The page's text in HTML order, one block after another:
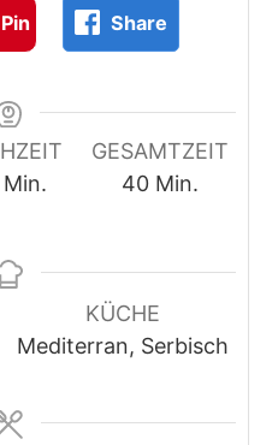
Pin Share
Min.
GESAMTZEIT
40M
u
t
e
Min.
KÜCHE
Mediterran, Serbisch